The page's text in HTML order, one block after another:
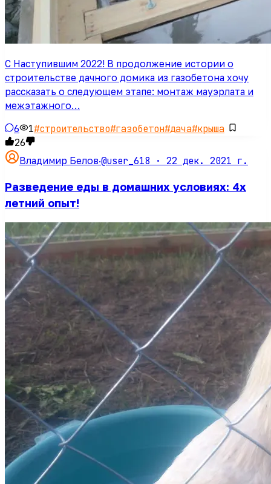
С Наступившим 2022! В продолжение истории о
строительстве дачного домика из газобетона хочу
рассказать о следующем этапе: монтаж мауэрлата и
межэтажного…
6 1#строительство#газобетон#дача#крыша
26
Владимир Белов·@user_618 · 22 дек. 2021 г.
Разведение еды в домашних условиях: 4х
летний опыт!